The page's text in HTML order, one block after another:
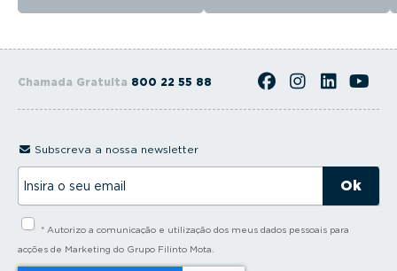
Chamada Gratuita 800 22 55 88
Subscreva a nossa newsletter
s
* Autorizo a comunicação e utilização dos meus dados pessoais para
acções de Marketing do Grupo Filinto Mota.